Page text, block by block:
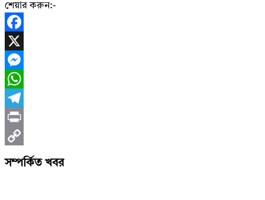
শেয়ার করুন:-
Facebook
X
Messenger
WhatsApp
Telegram
Print
Copy
সম্পর্কিত খবর